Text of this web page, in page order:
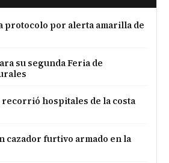
protocolo por alerta amarilla de
su segunda Feria de
hospitales de la costa
cazador furtivo armado en la